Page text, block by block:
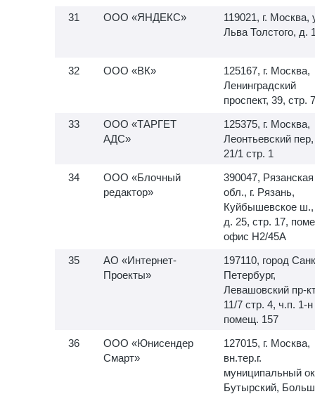
ООО «ЯНДЕКС»
119021, г. Москва,
Льва Толстого, д.
ООО «ВК»
125167, г. Москва,
Ленинградский
проспект, 39, стр.
ООО «ТАРГЕТ
АДС»
125375, г. Москва,
Леонтьевский
21/1 стр. 1
ООО «Блочный
редактор»
390047, Рязанская
обл., г. Рязань,
Куйбышевское ш.,
д. 25, стр. 17,
офис H2/45A
АО «Интернет-
Проекты»
197110, город
Петербург,
Левашовский пр-
11/7 стр. 4, ч.п. 1-н
помещ. 157
ООО «Юнисендер
Смарт»
127015, г. Москва,
вн.тер.г.
муниципальный
Бутырский,